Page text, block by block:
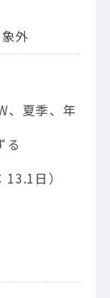
外
、夏季、年
る
日）